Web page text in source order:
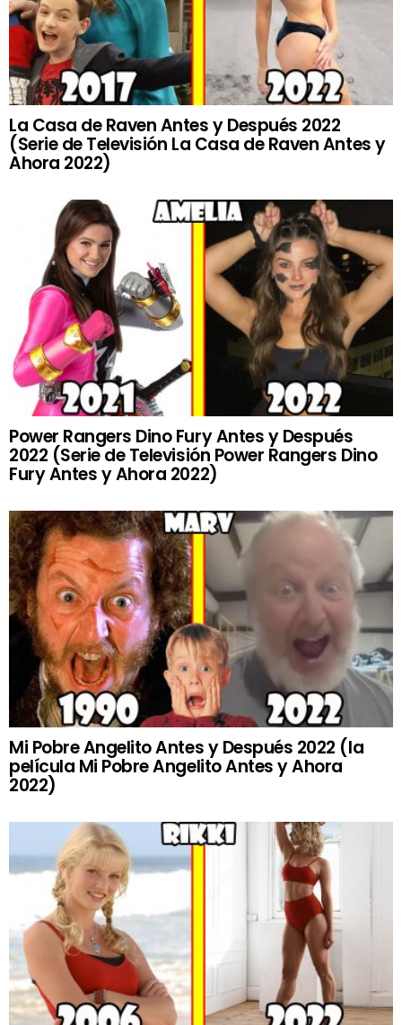
La Casa de Raven Antes y Después 2022
(Serie de Televisión La Casa de Raven Antes y
Ahora 2022)
Power Rangers Dino Fury Antes y Después
2022 (Serie de Televisión Power Rangers Dino
Fury Antes y Ahora 2022)
Mi Pobre Angelito Antes y Después 2022 (la
película Mi Pobre Angelito Antes y Ahora
2022)